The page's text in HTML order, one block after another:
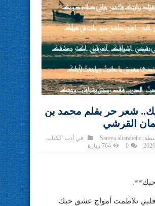
شعر حر بقلم محمد بن
القرشي
Samya altarabehe في أدب الكتاب
0 764 زيارة
تلاطمت أمواج عشق حبك